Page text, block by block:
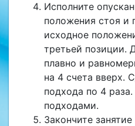
Исполните
положения стоя и
исходное
третьей позиции.
плавно и
на 4 счета вверх.
подхода по 4
подходами.
Закончите